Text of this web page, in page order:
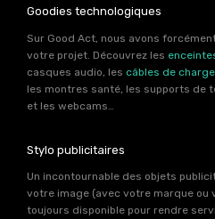
Goodies technologiques
Sur Good Act, nous avons
votre projet. Découvrez les
casques audio, les câbles de
les montres santé, les supports de
et les webcams…
Stylo publicitaires
Un incontournable des objets
votre image (avec votre marque ou
toujours disponible pour rendre